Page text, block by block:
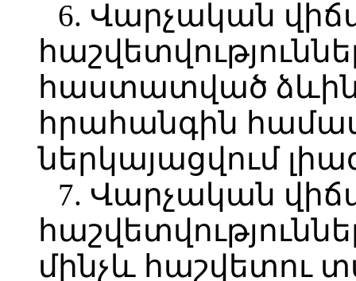
6. Վարչական
հաստատված
հրահանգին
ներկայացվում
7. Վարչական
մինչև հաշվետու